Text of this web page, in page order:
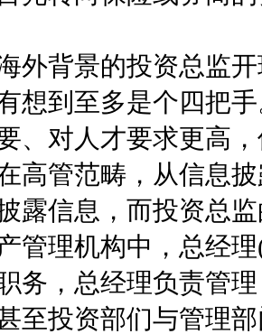
外背景的投资总监
想到至多是个四把手
、对人才要求更高
高管范畴，从信息
露信息，而投资总
管理机构中，总经
务，总经理负责管
至投资部们与管理